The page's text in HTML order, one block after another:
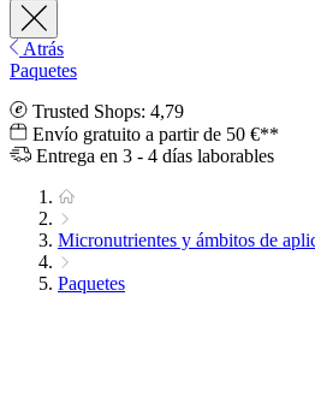
Atrás
Paquetes
Trusted Shops: 4,79
Envío gratuito a partir de 50 €**
Entrega en 3 - 4 días laborables
Micronutrientes y ámbitos de
Paquetes